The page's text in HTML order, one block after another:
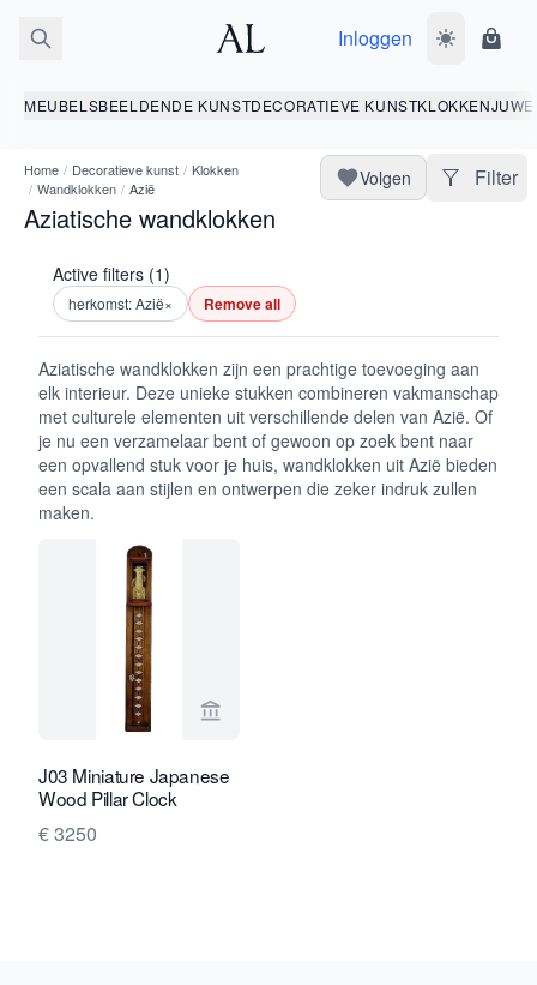
Inloggen Wissel
MEUBELSBEELDENDE KUNSTDECORATIEVE KUNSTKLOKKEN
Home / Decoratieve kunst / Klokken
/ Wandklokken / Azië
Aziatische wandklokken
Volgen Filter
Active filters (1)
herkomst: Azië× Remove all
Aziatische wandklokken zijn een prachtige toevoeging aan
elk interieur. Deze unieke stukken combineren vakmanschap
met culturele elementen uit verschillende delen van Azië. Of
je nu een verzamelaar bent of gewoon op zoek bent naar
een opvallend stuk voor je huis, wandklokken uit Azië bieden
een scala aan stijlen en ontwerpen die zeker indruk zullen
maken.
Bekijk verkoperspagina van Van Brug
J03 Miniature Japanese
Wood Pillar Clock
€ 3250